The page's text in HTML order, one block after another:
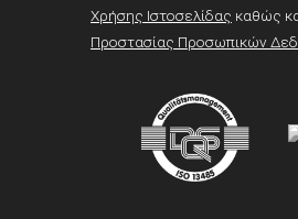
Χρήσης Ιστοσελίδας καθώς
Προστασίας Προσωπικών